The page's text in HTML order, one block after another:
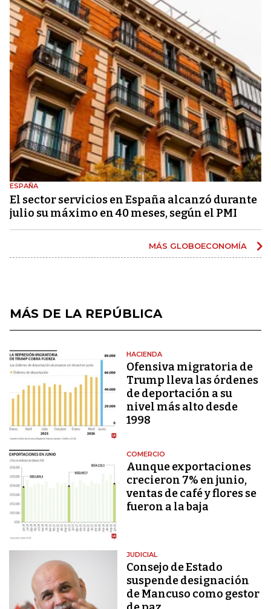
ESPAÑA
El sector servicios en España alcanzó durante
julio su máximo en 40 meses, según el PMI
MÁS GLOBOECONOMÍA
MÁS DE LA REPÚBLICA
HACIENDA
Ofensiva migratoria de
Trump lleva las órdenes
de deportación a su
nivel más alto desde
1998
COMERCIO
Aunque exportaciones
crecieron 7% en junio,
ventas de café y flores se
fueron a la baja
JUDICIAL
Consejo de Estado
suspende designación
de Mancuso como gestor